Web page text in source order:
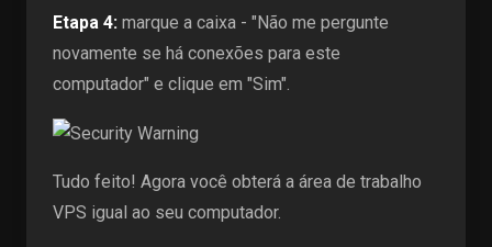
Etapa 4: marque a caixa - "Não me pergunte
novamente se há conexões para este
computador" e clique em "Sim".
Tudo feito! Agora você obterá a área de trabalho
VPS igual ao seu computador.